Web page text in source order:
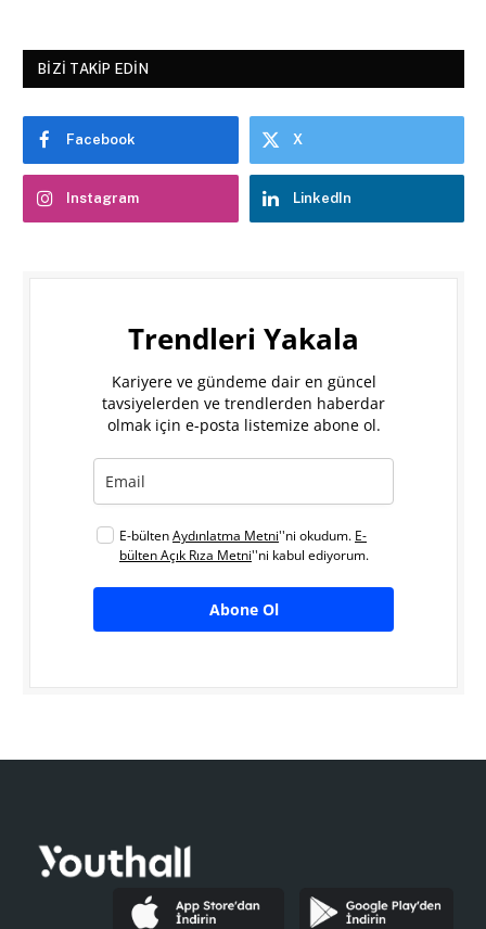
BIZI TAKIP EDIN
Facebook X
Instagram LinkedIn
Trendleri Yakala
Kariyere ve gündeme dair en güncel
tavsiyelerden ve trendlerden haberdar
olmak için e-posta listemize abone ol.
E-bültenAydınlatma Metni''ni okudum. E-
bülten Açık Rıza Metni''ni kabul ediyorum.
Abone Ol